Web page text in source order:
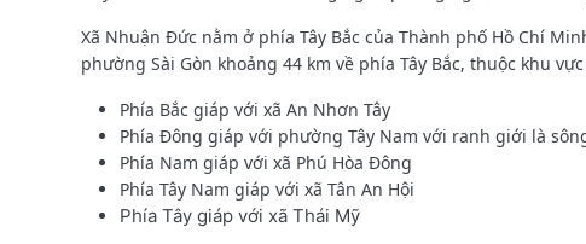
Xã Nhuận Đức nằm ở phía Tây Bắc của Thành phố Hồ Chí
phường Sài Gòn khoảng 44 km về phía Tây Bắc, thuộc khu
Phía Bắc giáp với xã An Nhơn Tây
Phía Đông giáp với phường Tây Nam với ranh giới là
Phía Nam giáp với xã Phú Hòa Đông
Phía Tây Nam giáp với xã Tân An Hội
Phía Tây giáp với xã Thái Mỹ